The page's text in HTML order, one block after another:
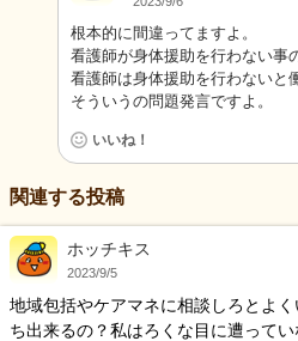
根本的に間違ってますよ。
看護師が身体援助を行わない事
看護師は身体援助を行わないと
そういうの問題発言ですよ。
いいね！
関連する投稿
ホッチキス
2023/9/5
地域包括やケアマネに相談しろとよ
ち出来るの？私はろくな目に遭って